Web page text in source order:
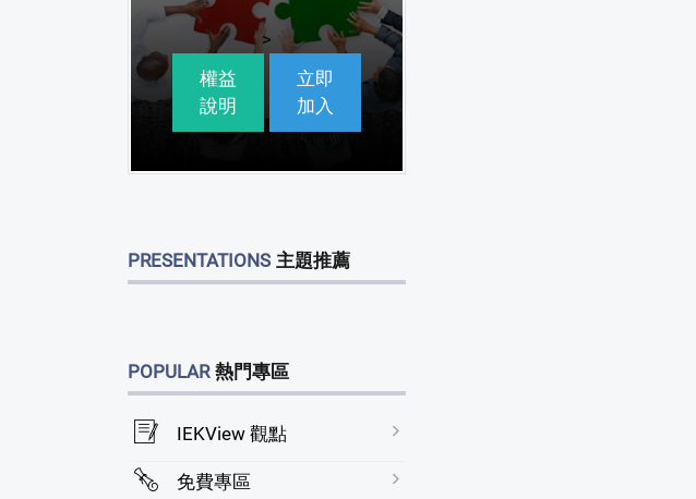
>
權益
說明
立即
加入
PRESENTATIONS 主題推薦
POPULAR 熱門專區
IEKView 觀點
免費專區